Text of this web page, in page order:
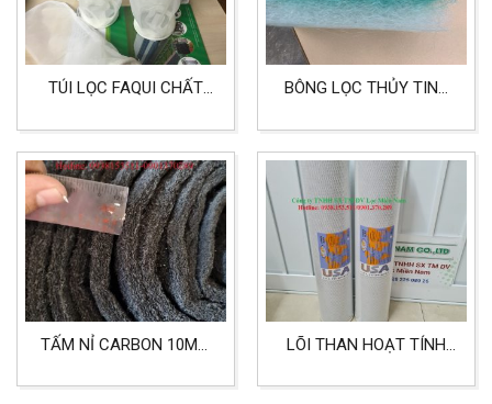
TÚI LỌC FAQUI CHẤT
BÔNG LỌC THỦY TINH
2MX20M
TẤM NỈ CARBON 10MM
LÕI THAN HOẠT TÍNH
TỐT HƠN CHO THỰC